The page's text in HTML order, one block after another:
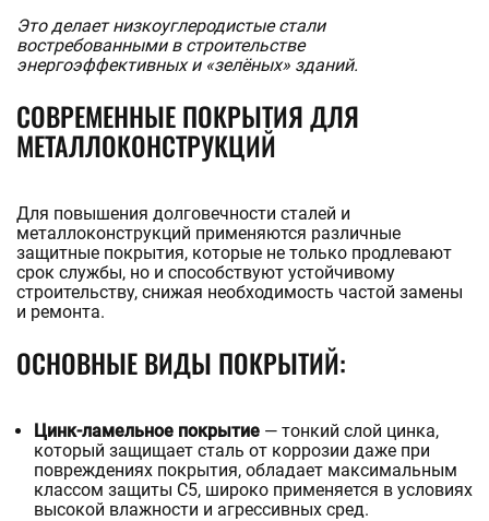
Это делает низкоуглеродистые стали
востребованными в строительстве
энергоэффективных и «зелёных» зданий.
СОВРЕМЕННЫЕ ПОКРЫТИЯ ДЛЯ
МЕТАЛЛОКОНСТРУКЦИЙ
Для повышения долговечности сталей и
металлоконструкций применяются различные
защитные покрытия, которые не только продлевают
срок службы, но и способствуют устойчивому
строительству, снижая необходимость частой замены
и ремонта.
ОСНОВНЫЕ ВИДЫ ПОКРЫТИЙ:
Цинк-ламельное покрытие — тонкий слой цинка,
который защищает сталь от коррозии даже при
повреждениях покрытия, обладает максимальным
классом защиты C5, широко применяется в условиях
высокой влажности и агрессивных сред.